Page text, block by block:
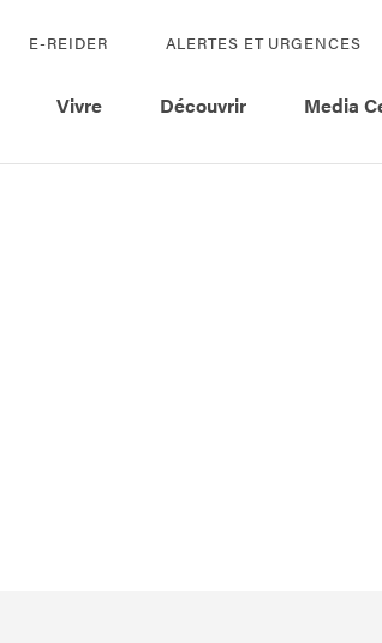
E-REIDER ALERTES ET URGENCES
Vivre Découvrir Media